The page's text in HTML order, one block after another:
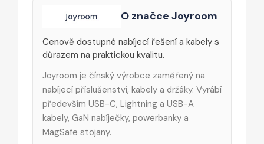
O značce Joyroom
Cenově dostupné nabíjecí řešení a kabely s
důrazem na praktickou kvalitu.
Joyroom je čínský výrobce zaměřený na
nabíjecí příslušenství, kabely a držáky. Vyrábí
především USB-C, Lightning a USB-A
kabely, GaN nabíječky, powerbanky a
MagSafe stojany.